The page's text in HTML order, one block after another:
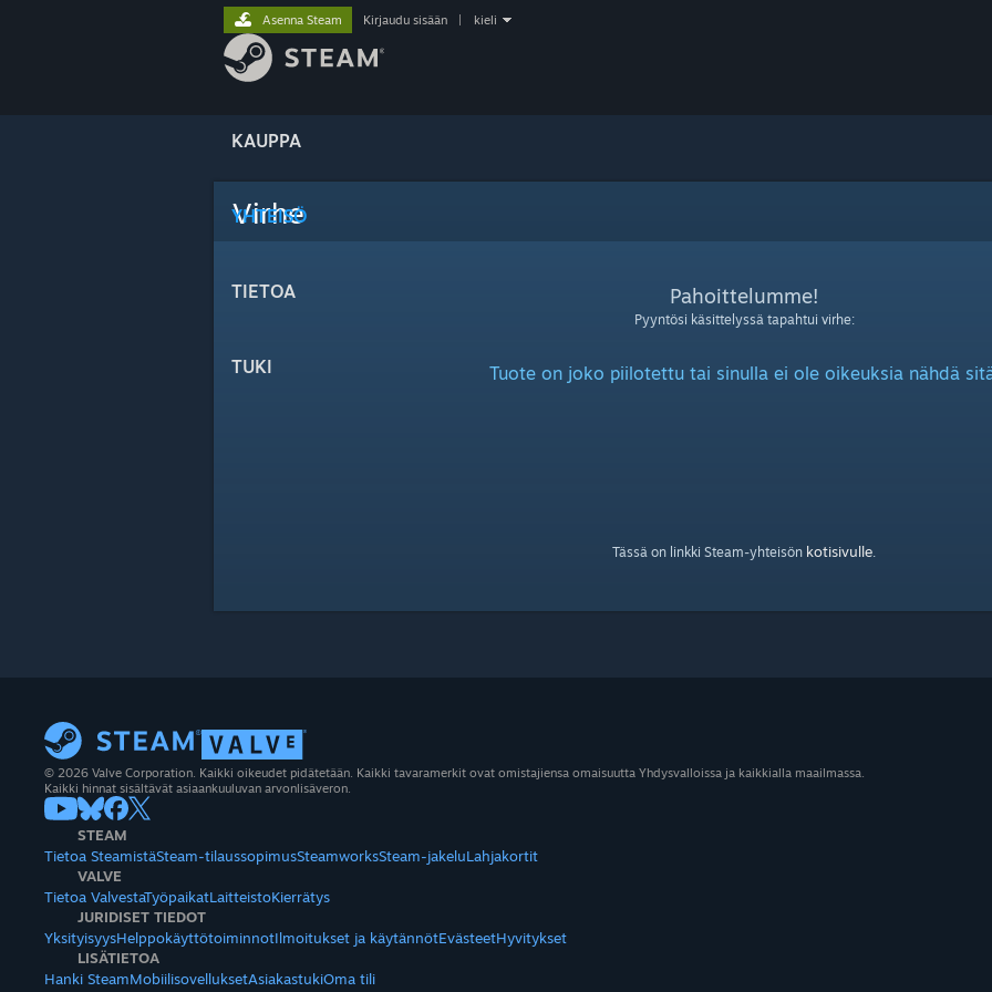
KAUPPA
YHTEISÖ
TIETOA
TUKI
Asenna Steam Kirjaudu sisään kieli
Virhe
Pahoittelumme!
Pyyntösi käsittelyssä tapahtui virhe:
Tuote on joko piilotettu tai sinulla ei ole oikeuksia nähdä
Tässä on linkki Steam-yhteisön kotisivulle.
© 2026 Valve Corporation. Kaikki oikeudet pidätetään. Kaikki tavaramerkit ovat omistajiensa omaisuutta Yhdysvalloissa ja kaikkialla maailmassa.
Kaikki hinnat sisältävät asiaankuuluvan arvonlisäveron.
STEAM
Tietoa SteamistäSteam-tilaussopimusSteamworksSteam-jakeluLahjakortit
VALVE
Tietoa ValvestaTyöpaikatLaitteistoKierrätys
JURIDISET TIEDOT
YksityisyysHelppokäyttötoiminnotIlmoitukset ja käytännötEvästeetHyvitykset
LISÄTIETOA
Hanki SteamMobiilisovelluksetAsiakastukiOma tili